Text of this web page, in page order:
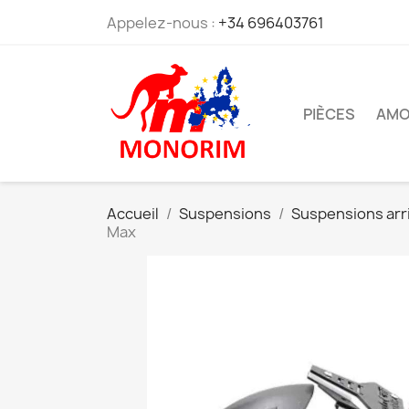
Appelez-nous : +34 696403761
PIÈCES
Accueil Suspensions
Suspensions
Max